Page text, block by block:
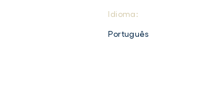
Idioma:
Português